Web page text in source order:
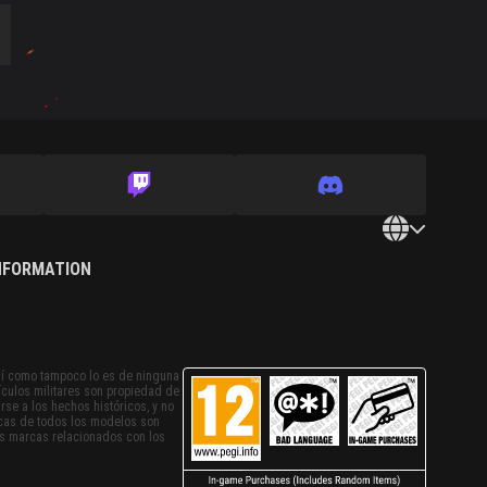
como tampoco lo es de ninguna
militares son propiedad de
a los hechos históricos, y no
de todos los modelos son
marcas relacionados con los